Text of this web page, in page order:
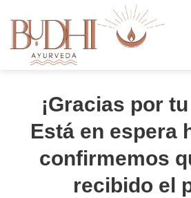
contenido
¡Gracias por
Está en espera
confirmemos
recibido el